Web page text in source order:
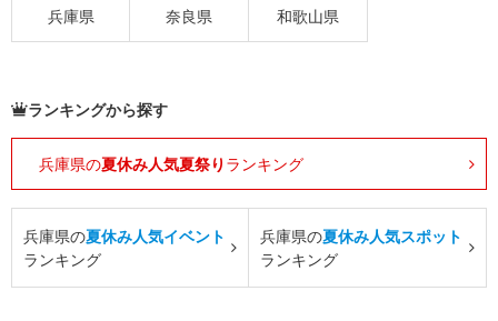
兵庫県 奈良県 和歌山県
ランキングから探す
兵庫県の夏休み人気夏祭り ランキング
兵庫県の夏休み人気イベント
ランキング
兵庫県の夏休み人気スポット
ランキング